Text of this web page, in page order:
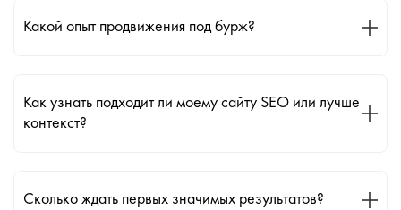
Какой опыт продвижения под бурж?
Как узнать подходит ли моему сайту SEO или лучше
контекст?
Сколько ждать первых значимых результатов?